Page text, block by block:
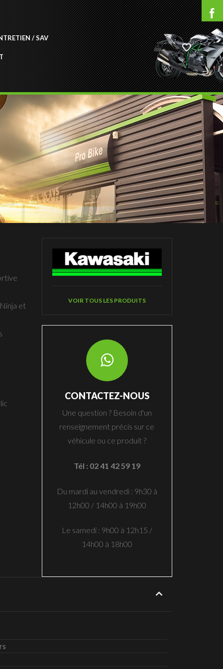
/ SAV
et
VOIR TOUS LES PRODUITS
CONTACTEZ-NOUS
Une question ? Besoin d'un
renseignement précis sur ce
véhicule ou ce produit ?
Tél : 02 41 42 59 19
Du mardi au vendredi : 9h30 à
12h00 / 14h00 à 19h00
Le samedi : 9h00 à 12h15 /
14h00 à 18h00